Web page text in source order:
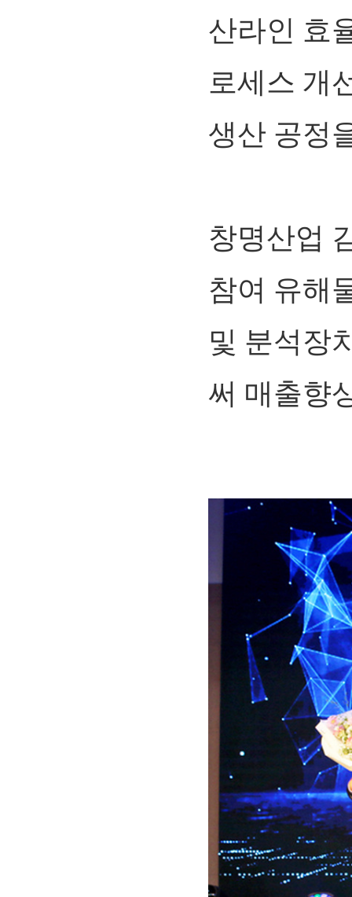
산라인 효
로세스 개
생산 공정
창명산업
참여 유해
및 분석장
써 매출향